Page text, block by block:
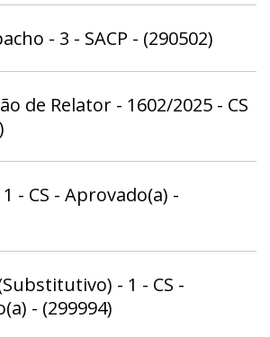
- 3 - SACP - (290502)
de Relator - 1602/2025 - CS
- CS - Aprovado(a) -
- 1 - CS -
- (299994)